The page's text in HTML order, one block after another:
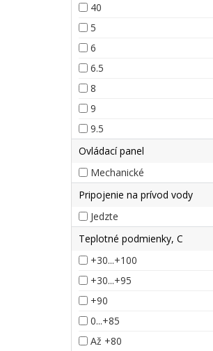
40
5
6
6.5
8
9
9.5
Ovládací panel
Mechanické
Pripojenie na prívod vody
Jedzte
Teplotné podmienky, C
+30...+100
+30...+95
+90
0...+85
až +80